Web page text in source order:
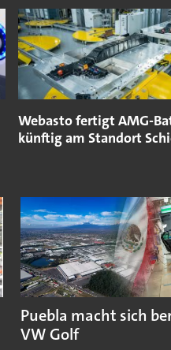
Webasto fertigt AMG-
künftig am Standort
Puebla macht sich
VW Golf